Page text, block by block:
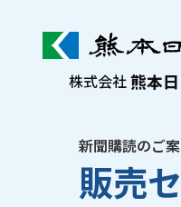
株式会社熊本
新聞購読のご
販売